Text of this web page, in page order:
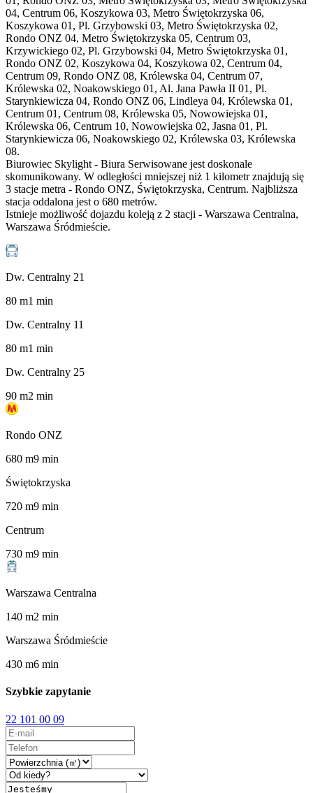
04, Centrum 06, Koszykowa 03, Metro Świętokrzyska 06,
Koszykowa 01, Pl. Grzybowski 03, Metro Świętokrzyska 02,
Rondo ONZ 04, Metro Świętokrzyska 05, Centrum 03,
Krzywickiego 02, Pl. Grzybowski 04, Metro Świętokrzyska 01,
Rondo ONZ 02, Koszykowa 04, Koszykowa 02, Centrum 04,
Centrum 09, Rondo ONZ 08, Królewska 04, Centrum 07,
Królewska 02, Noakowskiego 01, Al. Jana Pawła II 01, Pl.
Starynkiewicza 04, Rondo ONZ 06, Lindleya 04, Królewska 01,
Centrum 01, Centrum 08, Królewska 05, Nowowiejska 01,
Królewska 06, Centrum 10, Nowowiejska 02, Jasna 01, Pl.
Starynkiewicza 06, Noakowskiego 02, Królewska 03, Królewska
08.
Biurowiec Skylight - Biura Serwisowane jest doskonale
skomunikowany. W odległości mniejszej niż 1 kilometr znajdują się
3 stacje metra - Rondo ONZ, Świętokrzyska, Centrum. Najbliższa
stacja oddalona jest o 680 metrów.
Istnieje możliwość dojazdu koleją z 2 stacji - Warszawa Centralna,
Warszawa Śródmieście.
Dw. Centralny 21
80 m1 min
Dw. Centralny 11
80 m1 min
Dw. Centralny 25
90 m2 min
Rondo ONZ
680 m9 min
Świętokrzyska
720 m9 min
Centrum
730 m9 min
Warszawa Centralna
140 m2 min
Warszawa Śródmieście
430 m6 min
Szybkie zapytanie
22 101 00 09